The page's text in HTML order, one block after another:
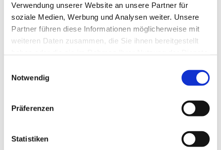
Verwendung unserer Website an unsere Partner für
soziale Medien, Werbung und Analysen weiter. Unsere
Partner führen diese Informationen möglicherweise mit
weiteren Daten zusammen, die Sie ihnen bereitgestellt
Notwendig
Präferenzen
Statistiken
Ev. Gesamtkirchengemeinde Zehlendorf-Süd
Heimat 27 - 14165 Berlin
030 815 18 39
Bürozeiten an den Standorten der Ortskirchen